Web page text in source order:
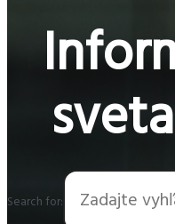
Search for: